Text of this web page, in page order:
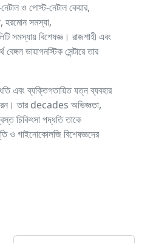
নেটাল ও পোস্ট-নেটাল কেয়ার,
হরমোন সমস্যা,
সমস্যায় বিশেষজ্ঞ। রাজশাহী এবং
ডায়াগনস্টিক সেন্টারে তার
এবং ব্যক্তিগতায়িত যত্ন ব্যবহার
তার decades অভিজ্ঞতা,
চিকিৎসা পদ্ধতি তাকে
ও গাইনোকোলজি বিশেষজ্ঞদের